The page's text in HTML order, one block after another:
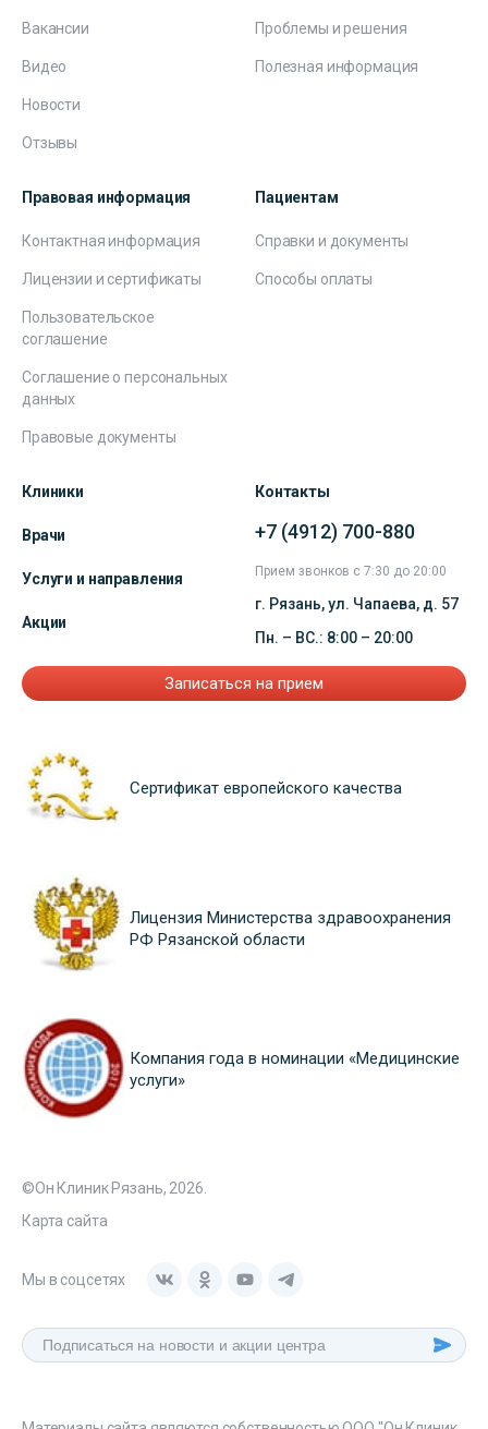
Вакансии
Видео
Новости
Отзывы
Проблемы и решения
Полезная информация
Правовая информация
Контактная информация
Лицензии и сертификаты
Пользовательское
соглашение
Соглашение о персональных
данных
Правовые документы
Пациентам
Справки и документы
Способы оплаты
Клиники
Врачи
Услуги и направления
Акции
Контакты
+7 (4912) 700-880
Прием звонков с 7:30 до 20:00
г. Рязань, ул. Чапаева, д. 57
Пн. – ВС.: 8:00 – 20:00
Записаться на прием
Сертификат европейского качества
Лицензия Министерства здравоохранения
РФ Рязанской области
Компания года в номинации «Медицинские
услуги»
©Он Клиник Рязань, 2026.
Карта сайта
Мы в соцсетях